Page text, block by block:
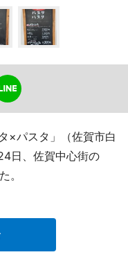
×パスタ」（佐賀市白
日、佐賀中心街の
。